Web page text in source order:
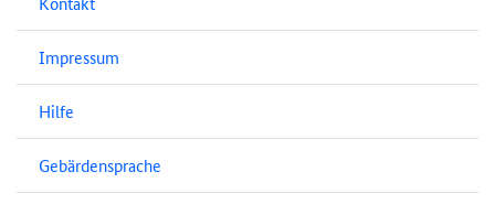
Impressum
Hilfe
Gebärdensprache